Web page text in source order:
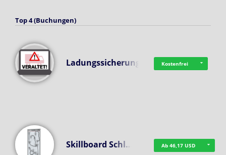
Top 4 (Buchungen)
Ladungssicherung Kostenfrei
Skillboard Schl… Ab 46,17 USD